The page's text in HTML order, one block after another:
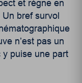
et règne en
bref survol
n’est pas un
y puise une part